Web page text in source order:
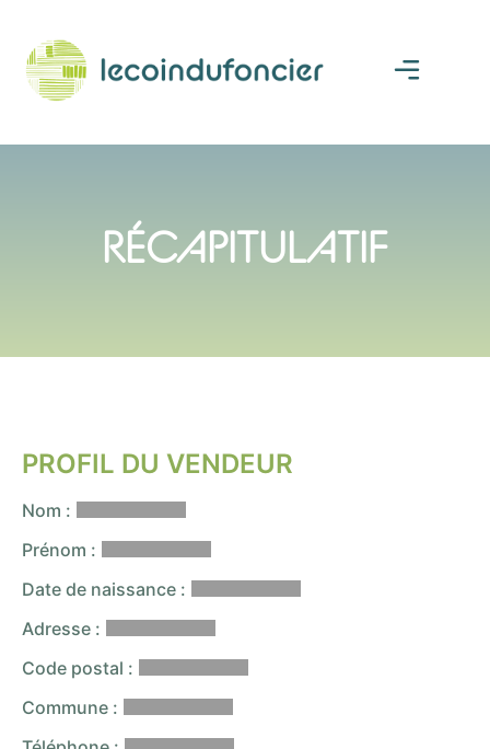
RÉCAPITULATIF
PROFIL DU VENDEUR
Nom :
Prénom :
Date de naissance :
Adresse :
Code postal :
Commune :